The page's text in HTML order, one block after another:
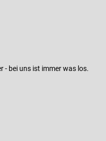
- bei uns ist immer was los.